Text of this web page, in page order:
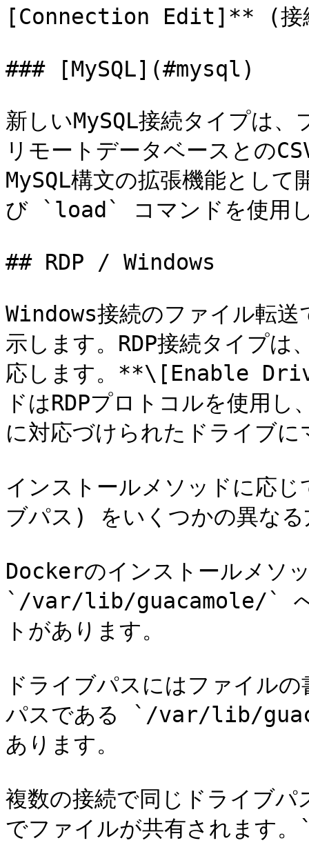
[Connection Edit]** (接続
### [MySQL](#mysql)
新しいMySQL接続タイプは
リモートデータベースとの
MySQL構文の拡張機能と
び `load` コマンドを使用
## RDP / Windows
Windows接続のファイル転
示します。RDP接続タイプ
応します。**\[Enable
ドはRDPプロトコルを使用
に対応づけられたドライブ
インストールメソッドに
ブパス) をいくつかの異なる
Dockerのインストールメソ
`/var/lib/guacamole/` へ
トがあります。
ドライブパスにはファイル
パスである `/var/lib/
あります。
複数の接続で同じドライブパ
でファイルが共有されま